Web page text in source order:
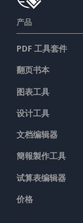
产品
PDF 工具套件
翻页书本
图表工具
设计工具
文档编辑器
簡報製作工具
试算表编辑器
价格